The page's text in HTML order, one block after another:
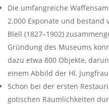
Die umfangreiche
2.000 Exponate und bestand
Blell (1827–1902)
Gründung des Museums
dazu etwa 800 Objekte,
einem Abbild der Hl.
Schon bei der ersten
gotischen Räumlichkeiten